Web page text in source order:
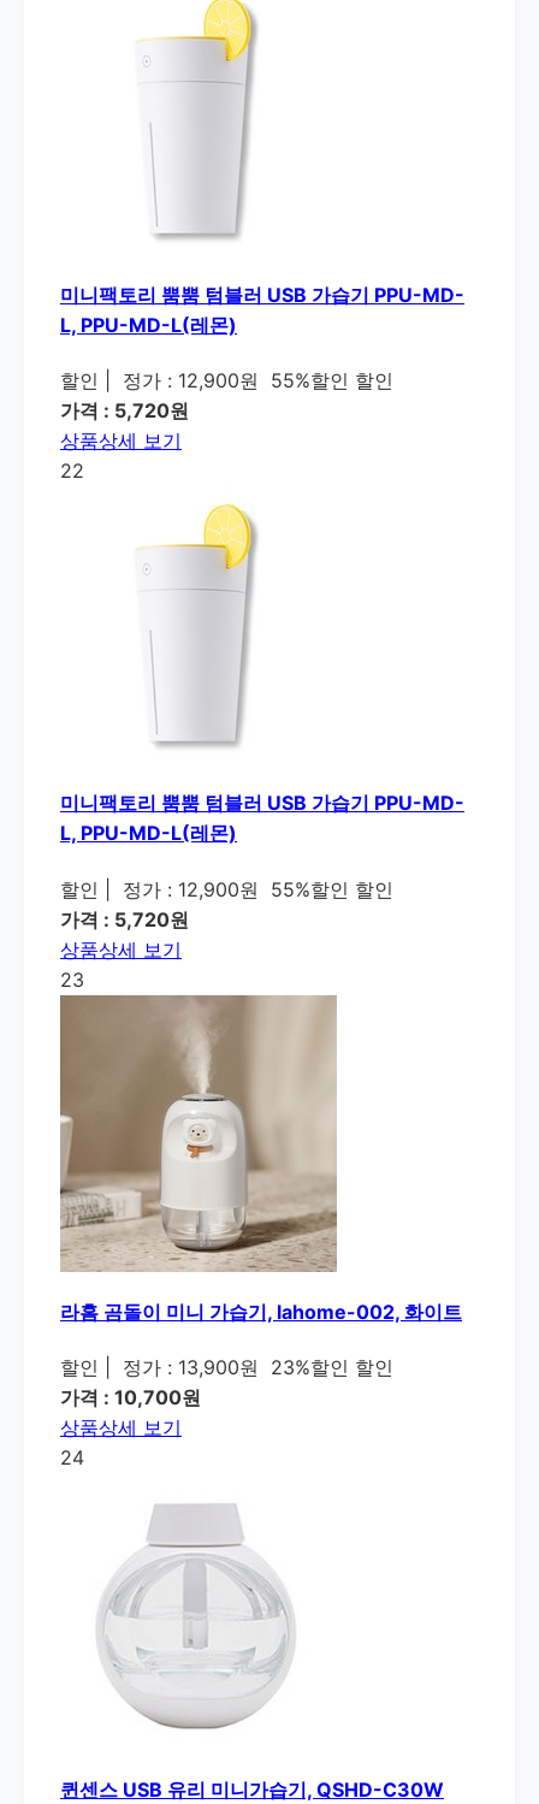
미니팩토리 뿜뿜 텀블러 USB 가습기 PPU-MD-
L, PPU-MD-L(레몬)
할인 정가 : 12,900원
55%할인 할인
가격 : 5,720원
상품상세 보기
22
미니팩토리 뿜뿜 텀블러 USB 가습기 PPU-MD-
L, PPU-MD-L(레몬)
할인 정가 : 12,900원
55%할인 할인
가격 : 5,720원
상품상세 보기
23
라홈 곰돌이 미니 가습기, lahome-002, 화이트
할인 정가 : 13,900원
23%할인 할인
가격 : 10,700원
상품상세 보기
24
퀸센스 USB 유리 미니가습기, QSHD-C30W